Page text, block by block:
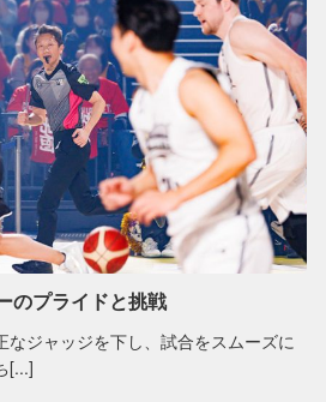
のプライドと挑戦
なジャッジを下し、試合をスムーズに
[...]